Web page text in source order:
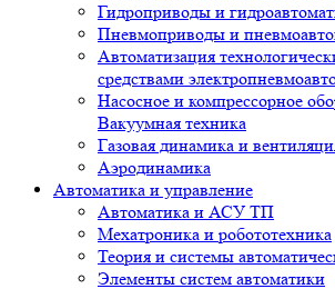
Гидроприводы и
Пневмоприводы и
Автоматизация
средствами
Насосное и компрессорное
Вакуумная техника
Газовая динамика и
Аэродинамика
Автоматика и управление
Автоматика и АСУ ТП
Мехатроника и робототехника
Теория и системы
Элементы систем автоматики